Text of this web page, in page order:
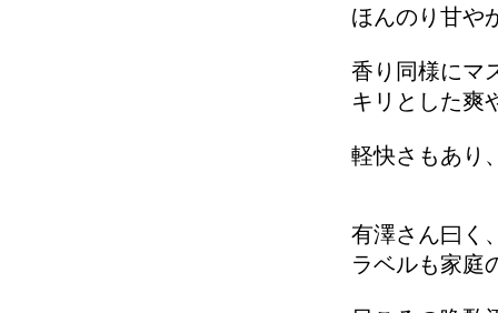
ほんのり甘や
香り同様にマ
キリとした爽
軽快さもあり
有澤さん曰く
ラベルも家庭